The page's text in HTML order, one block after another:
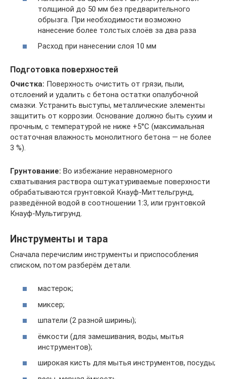
толщиной до 50 мм без предварительного
обрызга. При необходимости возможно
нанесение более толстых слоёв за два раза
Расход при нанесении слоя 10 мм
Подготовка поверхностей
Очистка: Поверхность очистить от грязи, пыли,
отслоений и удалить с бетона остатки опалубочной
смазки. Устранить выступы, металлические элементы
защитить от коррозии. Основание должно быть сухим и
прочным, с температурой не ниже +5°С (максимальная
остаточная влажность монолитного бетона — не более
3 %).
Грунтование: Во избежание неравномерного
схватывания раствора оштукатуриваемые поверхности
обрабатываются грунтовкой Кнауф-Миттельгрунд,
разведённой водой в соотношении 1:3, или грунтовкой
Кнауф-Мультигрунд.
Инструменты и тара
Сначала перечислим инструменты и приспособления
списком, потом разберём детали.
мастерок;
миксер;
шпатели (2 разной ширины);
ёмкости (для замешивания, воды, мытья
инструментов);
широкая кисть для мытья инструментов, посуды;